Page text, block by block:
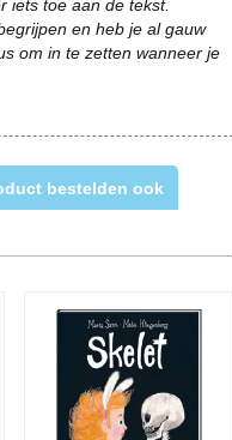
iets toe aan de tekst.
en heb je al gauw
om in te zetten wanneer je
bestelden ook